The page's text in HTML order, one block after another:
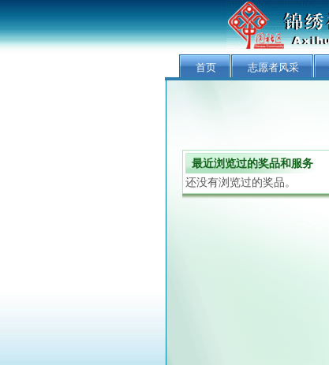
首页 志愿者风采
最近浏览过的奖品和服务
还没有浏览过的奖品。